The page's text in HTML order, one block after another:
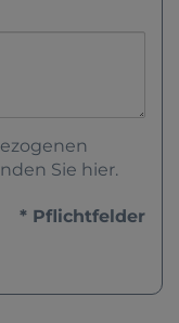
Sie hier.
* Pflichtfelder